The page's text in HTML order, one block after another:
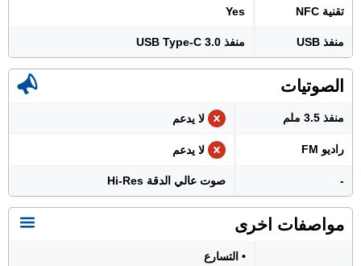
تقنية NFC Yes
منفذ USB منفذ USB Type-C 3.0
الصوتيات
منفذ 3.5 ملم لا يدعم
راديو FM لا يدعم
- صوت عالي الدقة Hi-Res
مواصفات اخرى
• التسارع